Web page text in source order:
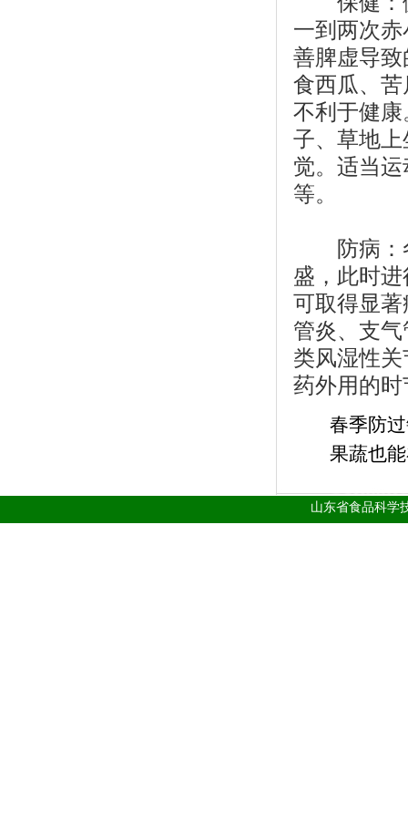
一到两次
善脾虚导
食西瓜、苦
不利于健
子、草地
觉。适当
等。
防病：冬
盛，此时
可取得显著
管炎、支
类风湿性
药外用的
春季防
果蔬也
山东省食品科